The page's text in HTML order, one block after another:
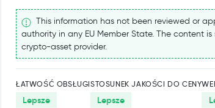
This information has not been reviewed or
authority in any EU Member State. The content
crypto-asset provider.
ŁATWOŚĆ OBSŁUGI
Lepsze
STOSUNEK JAKOŚCI DO CENY
Lepsze